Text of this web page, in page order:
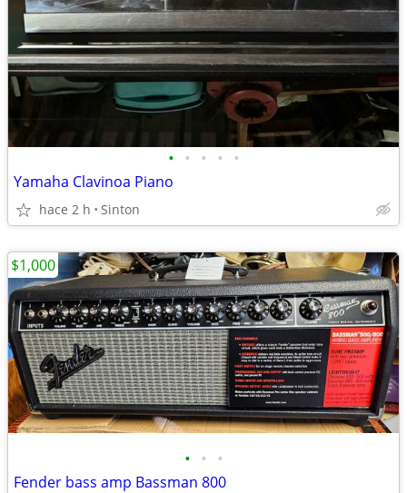
• • • • •
Yamaha Clavinoa Piano
hace 2 h Sinton
• • •
Fender bass amp Bassman 800
$1,000